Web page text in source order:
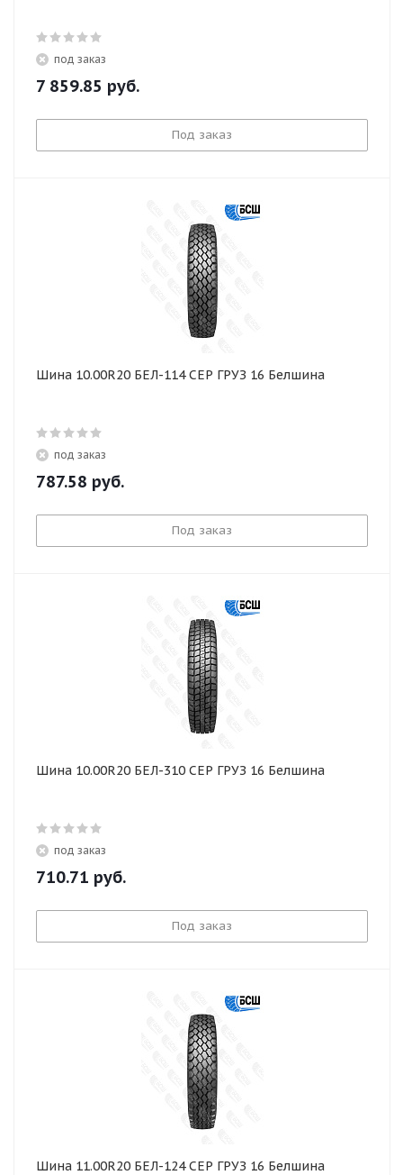
под заказ
7 859.85 руб.
Под заказ
Шина 10.00R20 БЕЛ-114 СЕР ГРУЗ 16 Белшина
под заказ
787.58 руб.
Под заказ
Шина 10.00R20 БЕЛ-310 СЕР ГРУЗ 16 Белшина
под заказ
710.71 руб.
Под заказ
Шина 11.00R20 БЕЛ-124 СЕР ГРУЗ 16 Белшина